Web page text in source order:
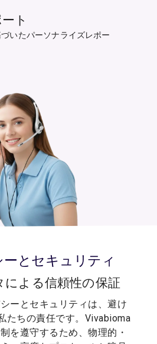
ト
いたパーソナライズレポー
とセキュリティ
による信頼性の保証
ーとセキュリティは、避け
たちの責任です。Vivabioma
を遵守するため、物理的・